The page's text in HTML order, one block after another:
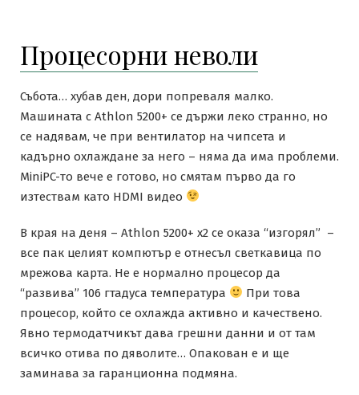
Процесорни неволи
Събота… хубав ден, дори попреваля малко.
Машината с Athlon 5200+ се държи леко странно, но
се надявам, че при вентилатор на чипсета и
кадърно охлаждане за него – няма да има проблеми.
MiniPC-то вече е готово, но смятам първо да го
изтествам като HDMI видео
В края на деня – Athlon 5200+ x2 се оказа “изгорял” –
все пак целият компютър е отнесъл светкавица по
мрежова карта. Не е нормално процесор да
“развива” 106 гтадуса температура
При това
процесор, който се охлажда активно и качествено.
Явно термодатчикът дава грешни данни и от там
всичко отива по дяволите… Опакован е и ще
заминава за гаранционна подмяна.